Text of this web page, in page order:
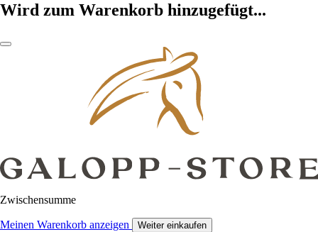
Wird zum Warenkorb hinzugefügt...
Zwischensumme
Meinen Warenkorb anzeigen Weiter einkaufen